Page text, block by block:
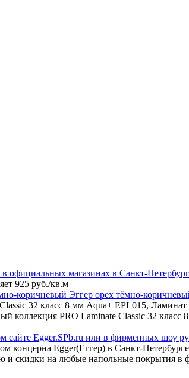
официальных магазинах в Санкт-
925 руб./кв.м
коричневый Эггер орех тёмно-
32 класс 8 мм Aqua+ EPL015,
коллекция PRO Laminate Classic 32
Egger.SPb.ru или в фирменных шоу
концерна Egger(Еггер) в Санкт-
и скидки на любые напольные покрытия